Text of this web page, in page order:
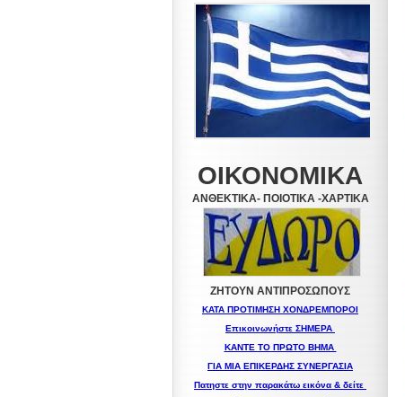
ΟΙΚΟΝΟΜΙΚΑ
ΑΝΘΕΚΤΙΚΑ- ΠΟΙΟΤΙΚΑ -XAPTIKA
ΖΗΤΟΥΝ ΑΝΤΙΠΡΟΣΩΠΟΥΣ
ΚΑΤΑ ΠΡΟΤΙΜΗΣΗ ΧΟΝΔΡΕΜΠΟΡΟΙ
Επικοινωνήστε ΣΗΜΕΡΑ
ΚΑΝΤΕ ΤΟ ΠΡΩΤΟ ΒΗΜΑ
ΓΙΑ ΜΙΑ ΕΠΙΚΕΡΔΗΣ ΣΥΝΕΡΓΑΣΙΑ
Πατηστε στην παρακάτω εικόνα & δείτε